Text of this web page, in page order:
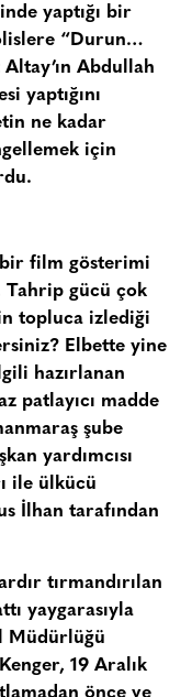
yaptığı bir
“Durun…
Abdullah
yaptığını
ne kadar
için
bir film gösterimi
Tahrip gücü çok
topluca izlediği
Elbette yine
hazırlanan
patlayıcı madde
şube
yardımcısı
ile ülkücü
İlhan tarafından
tırmandırılan
yaygarasıyla
Müdürlüğü
19 Aralık
önce ve